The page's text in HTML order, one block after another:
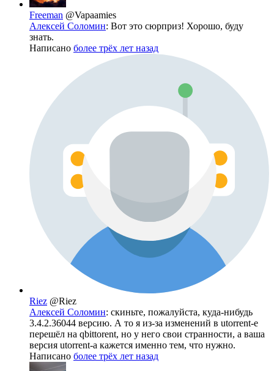
Freeman @Vapaamies
Алексей Соломин: Вот это сюрприз! Хорошо, буду
знать.
Написано более трёх лет назад
Riez @Riez
Алексей Соломин: скиньте, пожалуйста, куда-нибудь
3.4.2.36044 версию. А то я из-за изменений в utorrent-е
перешёл на qbittorent, но у него свои странности, а ваша
версия utorrent-а кажется именно тем, что нужно.
Написано более трёх лет назад